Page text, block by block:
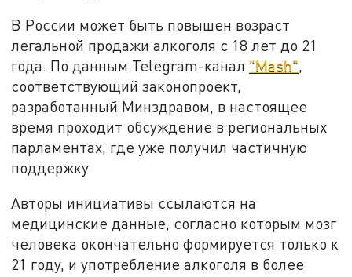
В России может быть повышен возраст
легальной продажи алкоголя с 18 лет до 21
года. По данным Telegram-канал "Mash",
соответствующий законопроект,
разработанный Минздравом, в настоящее
время проходит обсуждение в региональных
парламентах, где уже получил частичную
поддержку.
Авторы инициативы ссылаются на
медицинские данные, согласно которым мозг
человека окончательно формируется только к
21 году, и употребление алкоголя в более